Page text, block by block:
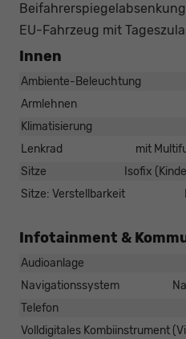
EU-Fahrzeug mit
Innen
Ambiente-Beleuchtung
Armlehnen
Klimatisierung
Lenkrad
mit
Sitze
Isofix
Sitze: Verstellbarkeit
Infotainment &
Audioanlage
Navigationssystem
Telefon
Volldigitales Kombiinstrument